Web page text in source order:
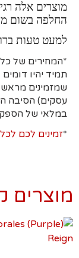
מוצרים אלה
החלפה בשום
למעט טעות
*המחירים של
תמיד יהיו
עסקים) הסיבה
במלאי של
*זמינים לכם
מוצרים